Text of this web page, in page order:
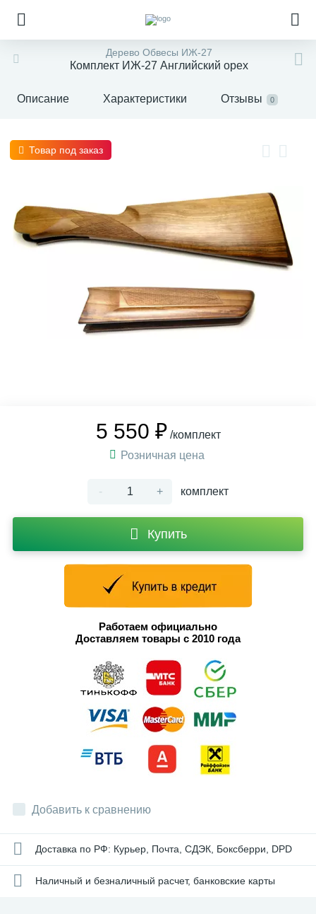
Дерево Обвесы ИЖ-27
Комплект ИЖ-27 Английский орех
Описание Характеристики Отзывы 0
Товар под заказ
5 550 ₽ /комплект
Розничная цена
- + комплект
Купить
Работаем официально
Доставляем товары с 2010 года
Добавить к сравнению
Доставка по РФ: Курьер, Почта, СДЭК, Боксберри, DPD
Наличный и безналичный расчет, банковские карты